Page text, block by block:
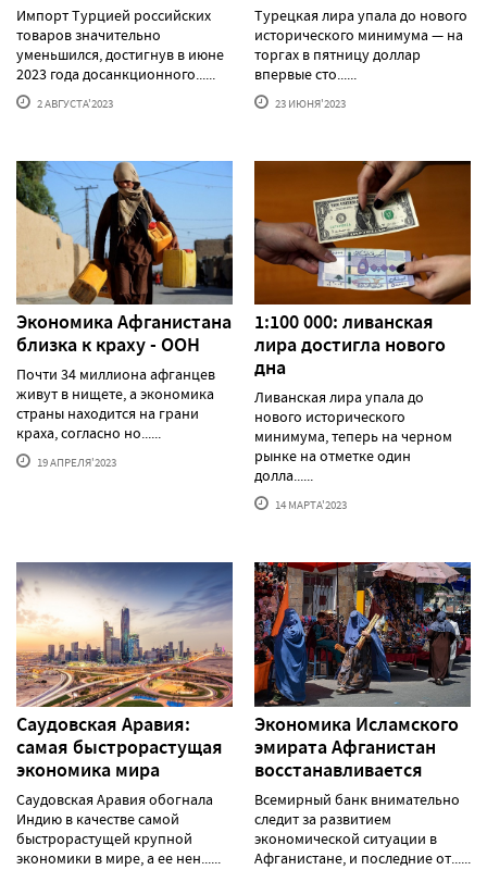
Импорт Турцией российских
товаров значительно
уменьшился, достигнув в июне
2023 года досанкционного......
2 АВГУСТА'2023
Турецкая лира упала до нового
исторического минимума — на
торгах в пятницу доллар
впервые сто......
23 ИЮНЯ'2023
Экономика Афганистана
близка к краху - ООН
Почти 34 миллиона афганцев
живут в нищете, а экономика
страны находится на грани
краха, согласно но......
19 АПРЕЛЯ'2023
1:100 000: ливанская
лира достигла нового
дна
Ливанская лира упала до
нового исторического
минимума, теперь на черном
рынке на отметке один
долла......
14 МАРТА'2023
Саудовская Аравия:
самая быстрорастущая
экономика мира
Саудовская Аравия обогнала
Индию в качестве самой
быстрорастущей крупной
экономики в мире, а ее нен......
Экономика Исламского
эмирата Афганистан
восстанавливается
Всемирный банк внимательно
следит за развитием
экономической ситуации в
Афганистане, и последние от......